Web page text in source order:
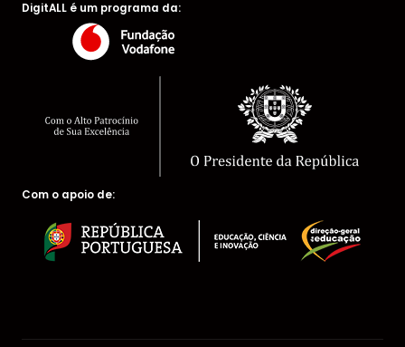
DigitALL é um programa da:
Com o apoio de: